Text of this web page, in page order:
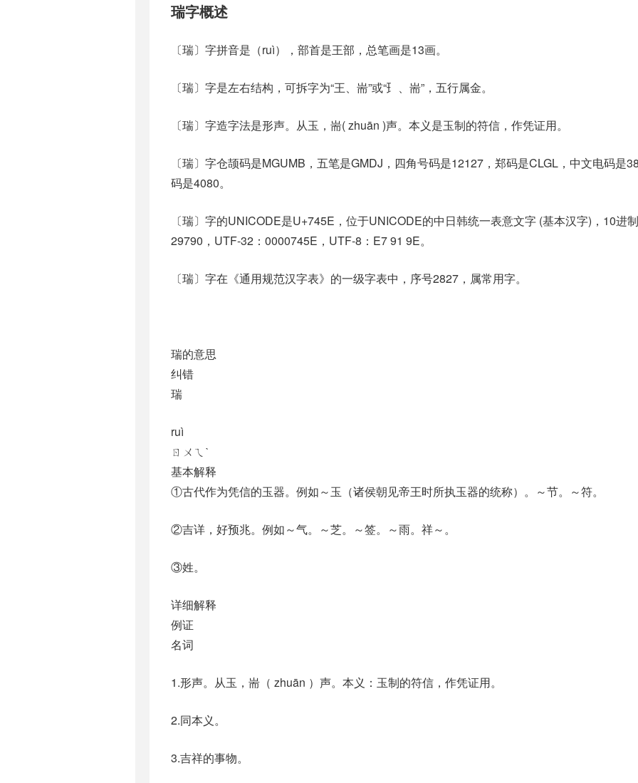
瑞字概述
〔瑞〕字拼音是（ruì），部首是王部，总笔画是13画。
〔瑞〕字是左右结构，可拆字为“王、耑”或“⺩、耑”，五行属金。
〔瑞〕字造字法是形声。从玉，耑( zhuān )声。本义是玉制的符信，作凭证用。
〔瑞〕字仓颉码是MGUMB，五笔是GMDJ，四角号码是12127，郑码是CLGL，中文电码是
码是4080。
〔瑞〕字的UNICODE是U+745E，位于UNICODE的中日韩统一表意文字 (基本汉字)，10进制
29790，UTF-32：0000745E，UTF-8：E7 91 9E。
〔瑞〕字在《通用规范汉字表》的一级字表中，序号2827，属常用字。
瑞的意思
纠错
瑞
ruì
ㄖㄨㄟˋ
基本解释
①古代作为凭信的玉器。例如～玉（诸侯朝见帝王时所执玉器的统称）。～节。～符。
②吉详，好预兆。例如～气。～芝。～签。～雨。祥～。
③姓。
详细解释
例证
名词
1.形声。从玉，耑（ zhuān ）声。本义：玉制的符信，作凭证用。
2.同本义。
3.吉祥的事物。